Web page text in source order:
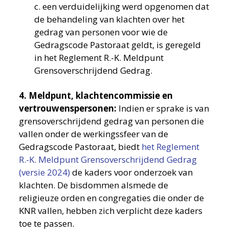
c. een verduidelijking werd opgenomen dat
de behandeling van klachten over het
gedrag van personen voor wie de
Gedragscode Pastoraat geldt, is geregeld
in het Reglement R.-K. Meldpunt
Grensoverschrijdend Gedrag.
4. Meldpunt, klachtencommissie en
vertrouwenspersonen: Indien er sprake is van
grensoverschrijdend gedrag van personen die
vallen onder de werkingssfeer van de
Gedragscode Pastoraat, biedt het Reglement
R.-K. Meldpunt Grensoverschrijdend Gedrag
(versie 2024)de kaders voor onderzoek van
klachten. De bisdommen alsmede de
religieuze orden en congregaties die onder de
KNR vallen, hebben zich verplicht deze kaders
toe te passen.